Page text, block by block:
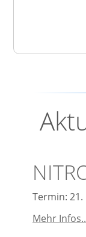
Termin:
Mehr